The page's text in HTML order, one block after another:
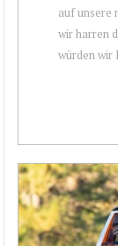
auf unsere
wir harren
würden wir